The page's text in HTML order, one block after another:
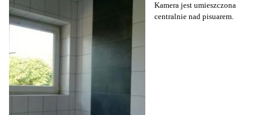
Kamera jest umieszczona
centralnie nad pisuarem.